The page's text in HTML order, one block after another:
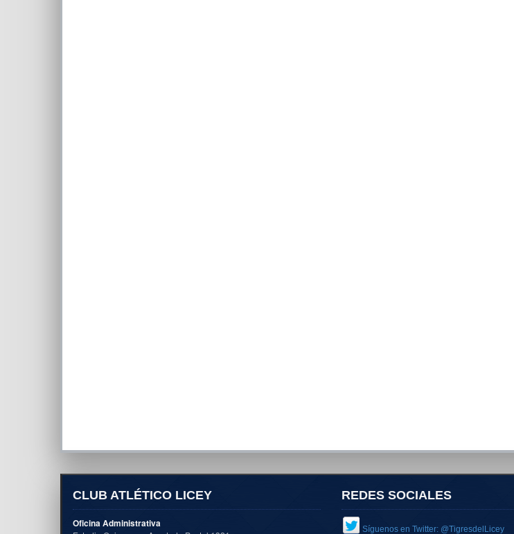
CLUB ATLÉTICO LICEY
Oficina Administrativa
REDES SOCIALES
Síguenos en Twitter: @TigresdelLicey